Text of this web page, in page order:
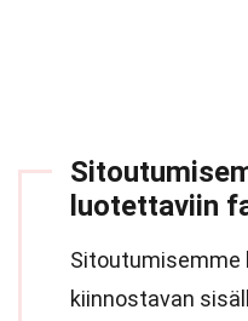
luotettaviin
Sitoutumisemme
kiinnostavan